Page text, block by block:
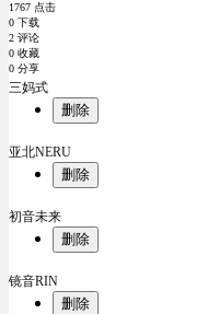
1767 点击
0 下载
2 评论
0 收藏
0 分享
三妈式
删除
亚北NERU
删除
初音未来
删除
镜音RIN
删除